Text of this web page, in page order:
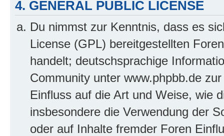
4. GENERAL PUBLIC LICENSE
Du nimmst zur Kenntnis, dass es
License (GPL) bereitgestellten
handelt; deutschsprachige
Community unter www.phpbb.de
Einfluss auf die Art und Weise, wie
insbesondere die Verwendung der
oder auf Inhalte fremder Foren